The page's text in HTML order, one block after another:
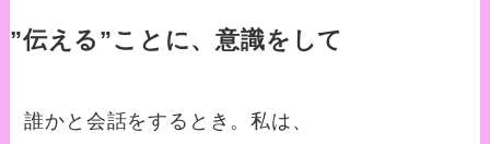
”伝える”ことに、意識をして
誰かと会話をするとき。私は、